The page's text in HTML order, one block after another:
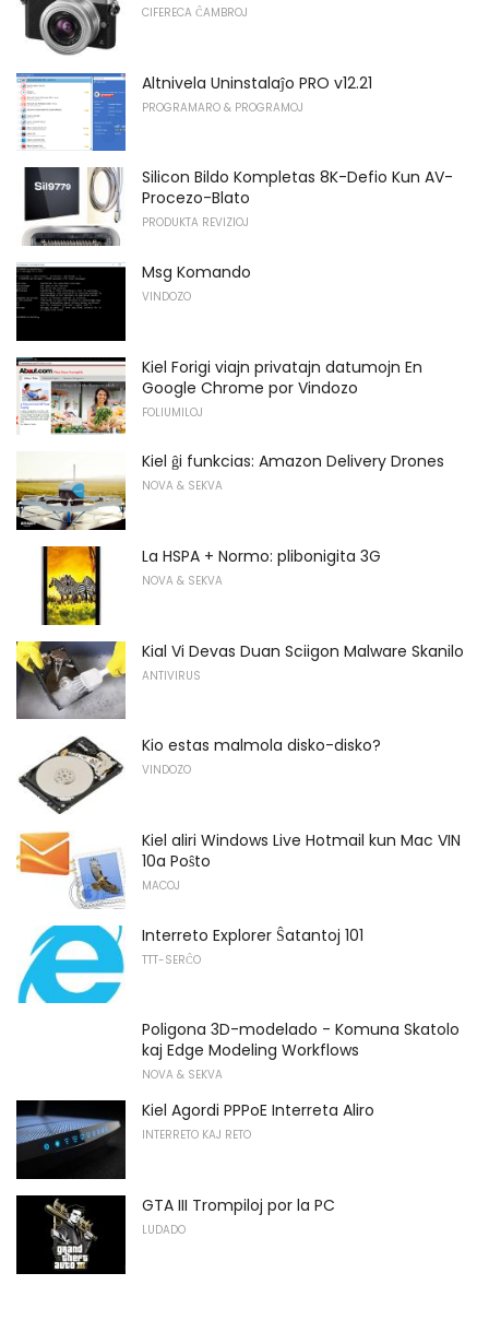
CIFERECA ĈAMBROJ
Altnivela Uninstalaĵo PRO v12.21
PROGRAMARO & PROGRAMOJ
Silicon Bildo Kompletas 8K-Defio Kun AV-
Procezo-Blato
PRODUKTA REVIZIOJ
Msg Komando
VINDOZO
Kiel Forigi viajn privatajn datumojn En
Google Chrome por Vindozo
FOLIUMILOJ
Kiel ĝi funkcias: Amazon Delivery Drones
NOVA & SEKVA
La HSPA + Normo: plibonigita 3G
NOVA & SEKVA
Kial Vi Devas Duan Sciigon Malware Skanilo
ANTIVIRUS
Kio estas malmola disko-disko?
VINDOZO
Kiel aliri Windows Live Hotmail kun Mac VIN
10a Poŝto
MACOJ
Interreto Explorer Ŝatantoj 101
TTT-SERĈO
Poligona 3D-modelado - Komuna Skatolo
kaj Edge Modeling Workflows
NOVA & SEKVA
Kiel Agordi PPPoE Interreta Aliro
INTERRETO KAJ RETO
GTA III Trompiloj por la PC
LUDADO